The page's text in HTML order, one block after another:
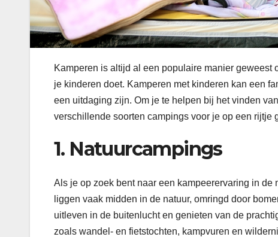
Kamperen is altijd al een populaire manier geweest
je kinderen doet. Kamperen met kinderen kan een
een uitdaging zijn. Om je te helpen bij het vinden
verschillende soorten campings voor je op een rijtje
1. Natuurcampings
Als je op zoek bent naar een kampeerervaring in
liggen vaak midden in de natuur, omringd door
uitleven in de buitenlucht en genieten van de
zoals wandel- en fietstochten, kampvuren en